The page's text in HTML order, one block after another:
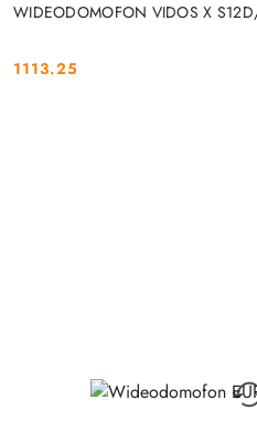
WIDEODOMOFON VIDOS X
Cena:
1113.25